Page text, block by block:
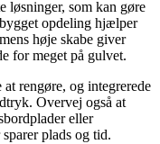
løsninger, som kan gøre
opdeling hjælper
høje skabe giver
for meget på gulvet.
rengøre, og integrerede
Overvej også at
eller
plads og tid.